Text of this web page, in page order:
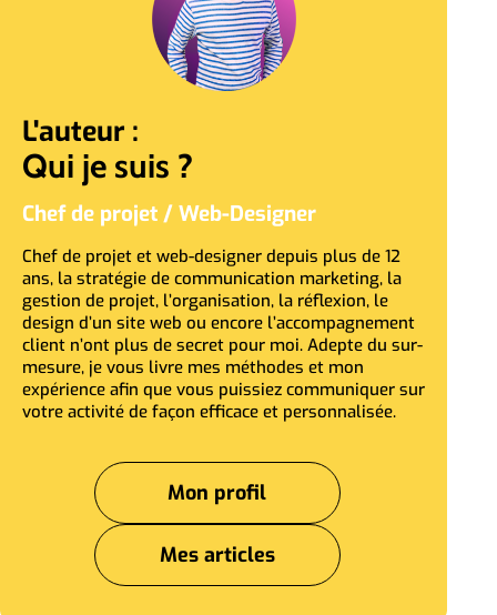
L'auteur :
Qui je suis ?
Chef de projet / Web-Designer
Chef de projet et web-designer depuis plus de 12
ans, la stratégie de communication marketing, la
gestion de projet, l’organisation, la réflexion, le
design d’un site web ou encore l’accompagnement
client n’ont plus de secret pour moi. Adepte du sur-
mesure, je vous livre mes méthodes et mon
expérience afin que vous puissiez communiquer sur
votre activité de façon efficace et personnalisée.
Mon profil
Mes articles